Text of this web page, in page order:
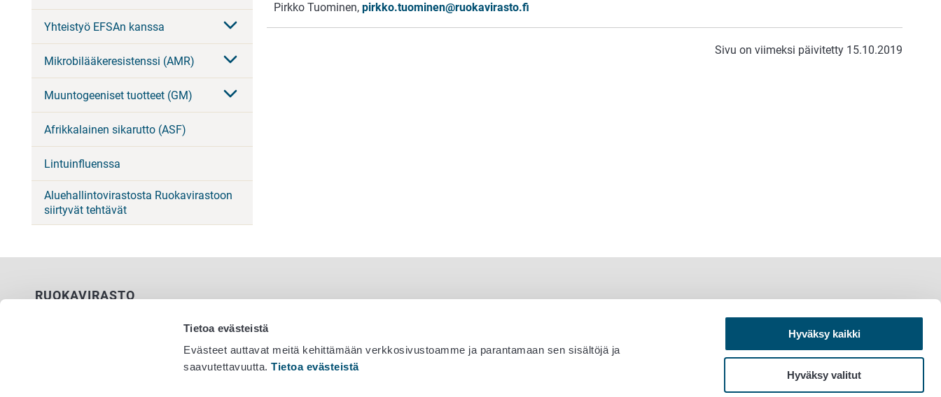
Tietoa evästeistä
Evästeet auttavat meitä kehittämään verkkosivustoamme ja parantamaan sen sisältöjä ja
saavutettavuutta.Tietoa evästeistä
Hyväksy kaikki
Hyväksy valitut
Yhteistyö EFSAn kanssa
Mikrobilääkeresistenssi (AMR)
Muuntogeeniset tuotteet (GM)
Afrikkalainen sikarutto (ASF)
Lintuinfluenssa
Aluehallintovirastosta Ruokavirastoon
siirtyvät tehtävät
Pirkko Tuominen, pirkko.tuominen@ruokavirasto.fi
Sivu on viimeksi päivitetty 15.10.2019
RUOKAVIRASTO